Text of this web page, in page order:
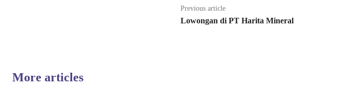
Previous article
Lowongan di PT Harita Mineral
More articles